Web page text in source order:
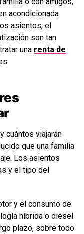
acondicionada
asientos, el
son tan
una renta de
cuántos viajarán
que una familia
Los asientos
y el tipo del
y el consumo de
híbrida o diésel
plazo, sobre todo